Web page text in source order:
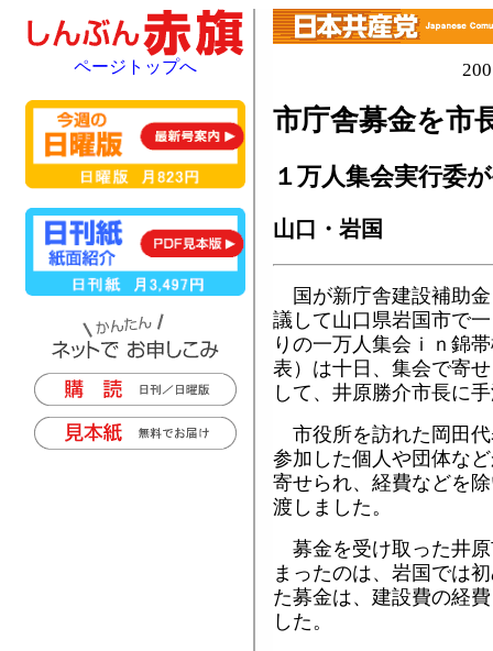
市庁舎募金を市
１万人集会実行委
山口・岩国
国が新庁舎建設補助
議して山口県岩国市で
りの一万人集会ｉｎ錦
表）は十日、集会で寄
して、井原勝介市長に
市役所を訪れた岡田
参加した個人や団体な
寄せられ、経費などを
渡しました。
募金を受け取った井
まったのは、岩国では
た募金は、建設費の経
した。
ページトップへ